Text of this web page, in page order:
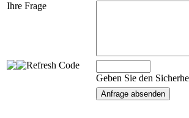
Ihre Frage
Geben Sie den